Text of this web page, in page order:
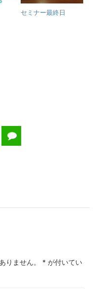
セミナー最終日
りません。 * が付いてい